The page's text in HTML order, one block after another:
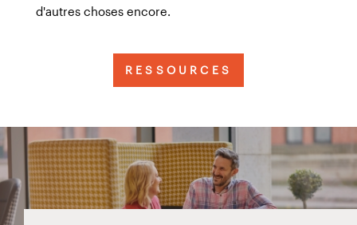
d'autres choses encore.
RESSOURCES